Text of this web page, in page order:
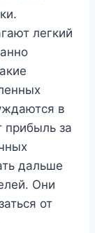
легкий
в
прибыль за
дальше
Они
от